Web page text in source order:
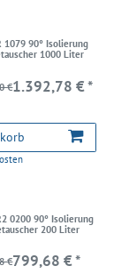
1079 90° Isolierung
1000 Liter
€1.392,78 € *
0200 90° Isolierung
200 Liter
€799,68 € *